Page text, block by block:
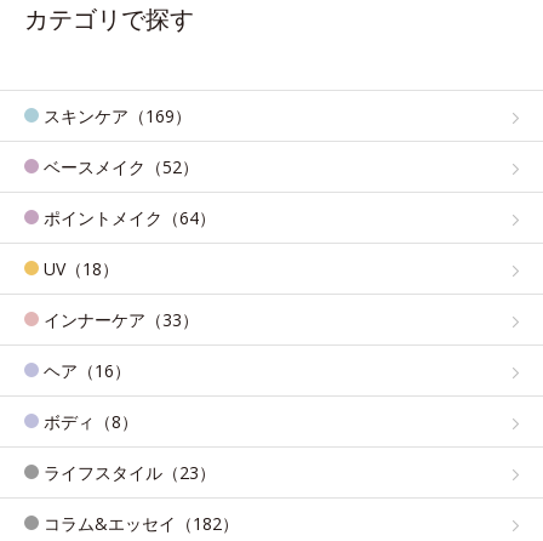
カテゴリで探す
スキンケア（169）
ベースメイク（52）
ポイントメイク（64）
UV（18）
インナーケア（33）
ヘア（16）
ボディ（8）
ライフスタイル（23）
コラム&エッセイ（182）